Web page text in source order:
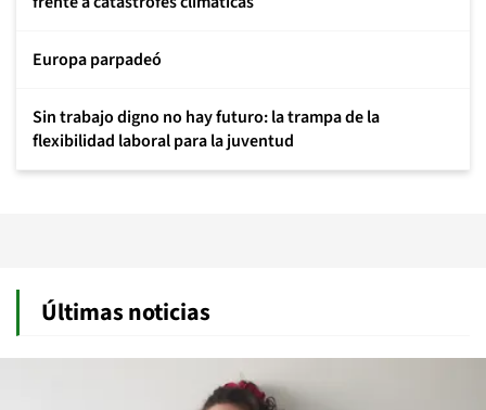
Europa parpadeó
Sin trabajo digno no hay futuro: la trampa de la
flexibilidad laboral para la juventud
Últimas noticias